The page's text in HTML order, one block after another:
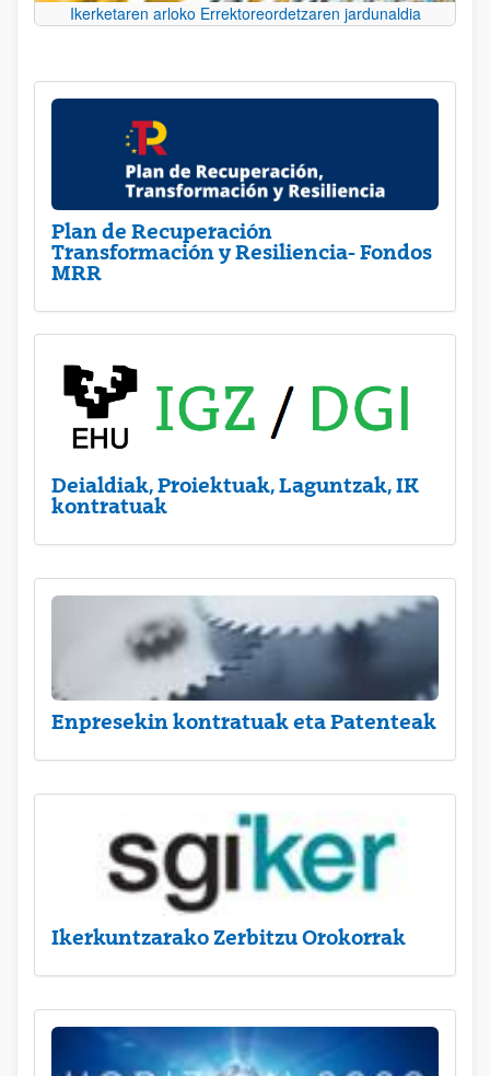
Ikerketaren arloko Errektoreordetzaren jardunaldia
Plan de Recuperación
Transformación y Resiliencia- Fondos
MRR
Deialdiak, Proiektuak, Laguntzak, IK
kontratuak
Enpresekin kontratuak eta Patenteak
Ikerkuntzarako Zerbitzu Orokorrak